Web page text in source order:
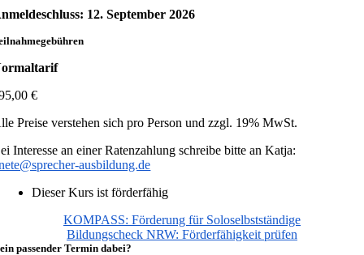
12. September 2026
€
Preise verstehen sich pro Person und zzgl. 19% MwSt.
Interesse an einer Ratenzahlung schreibe bitte an Katja:
ausbildung.de
Dieser Kurs ist förderfähig
KOMPASS: Förderung für Soloselbstständige
Bildungscheck NRW: Förderfähigkeit prüfen
passender Termin dabei?